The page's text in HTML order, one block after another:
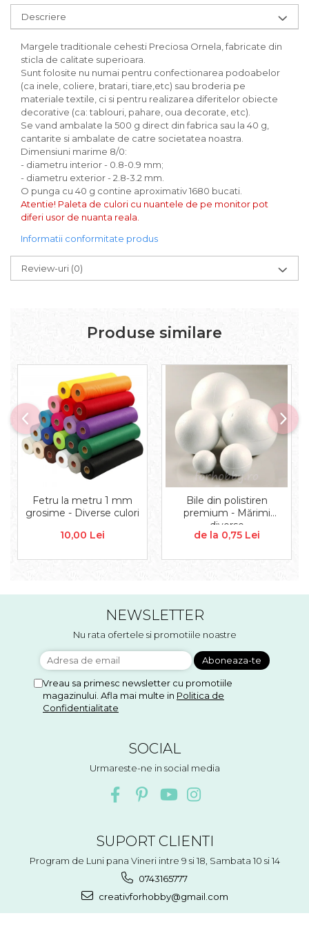
Carton/Hartie unicolor
Hartie dantelata
Hartie matase
Hartie origami
Hartie reciclata/manuala
Plicuri
Carton
Rame, albume, notesuri
Forme/Figurine carton
Panglici, snururi, sarma
Panglici craciun
Panglici decor
Stampile, sigilii
Baze stampile
Stampile lemn
Stampile silicon
Ustensile, aparate
Cutter, trimmer
Perforatoare
Ustensile
Plante uscate
Materiale textile
Articole din bumbac
Modele termoadezive
Forme pentru turnat ciocolata
Accesorii pictura pe fata
Pluta
Descriere
Margele traditionale cehesti Preciosa Ornela, fabricate din
sticla de calitate superioara.
Sunt folosite nu numai pentru confectionarea podoabelor
(ca inele, coliere, bratari, tiare,etc) sau broderia pe
materiale textile, ci si pentru realizarea diferitelor obiecte
decorative (ca: tablouri, pahare, oua decorate, etc).
Se vand ambalate la 500 g direct din fabrica sau la 40 g,
cantarite si ambalate de catre societatea noastra.
Dimensiuni marime 8/0:
- diametru interior - 0.8-0.9 mm;
- diametru exterior - 2.8-3.2 mm.
O punga cu 40 g contine aproximativ 1680 bucati.
Atentie! Paleta de culori cu nuantele de pe monitor pot
diferi usor de nuanta reala.
Informatii conformitate produs
Review-uri (0)
Produse similare
Fetru la metru 1 mm
grosime - Diverse culori
10,00 Lei
Bile din polistiren
premium - Mărimi
diverse
de la 0,75 Lei
NEWSLETTER
Nu rata ofertele si promotiile noastre
Vreau sa primesc newsletter cu promotiile
magazinului. Afla mai multe in Politica de
Confidentialitate
SOCIAL
Urmareste-ne in social media
SUPORT CLIENTI
Program de Luni pana Vineri intre 9 si 18, Sambata 10 si 14
0743165777
creativforhobby@gmail.com